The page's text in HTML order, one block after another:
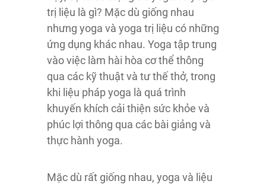
trị liệu là gì? Mặc dù giống nhau
nhưng yoga và yoga trị liệu có những
ứng dụng khác nhau. Yoga tập trung
vào việc làm hài hòa cơ thể thông
qua các kỹ thuật và tư thế thở, trong
khi liệu pháp yoga là quá trình
khuyến khích cải thiện sức khỏe và
phúc lợi thông qua các bài giảng và
thực hành yoga.
Mặc dù rất giống nhau, yoga và liệu